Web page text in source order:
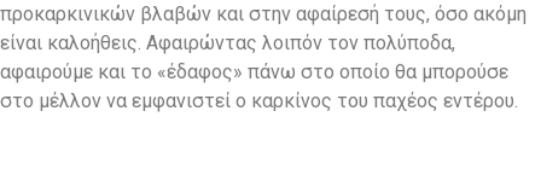
προκαρκινικών βλαβών και στην αφαίρεσή τους, όσο ακόμη
είναι καλοήθεις. Αφαιρώντας λοιπόν τον πολύποδα,
αφαιρούμε και το «έδαφος» πάνω στο οποίο θα μπορούσε
στο μέλλον να εμφανιστεί ο καρκίνος του παχέος εντέρου.